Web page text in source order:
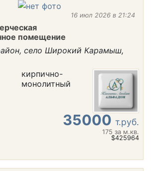
16 июл 2026 в 21:24
помещение
село Широкий Карамыш,
кирпично-
монолитный
35000 т.руб.
175 за м.кв.
$425964